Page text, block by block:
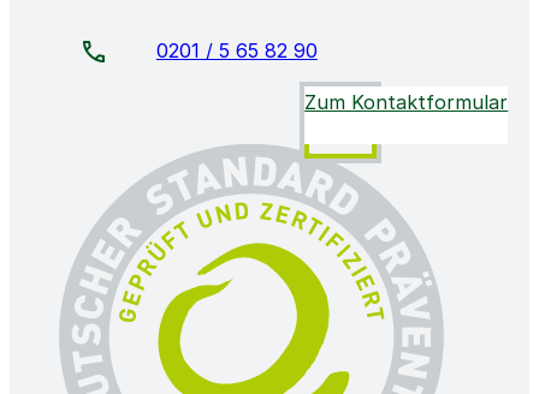
0201 / 5 65 82 90
Zum Kontaktformular